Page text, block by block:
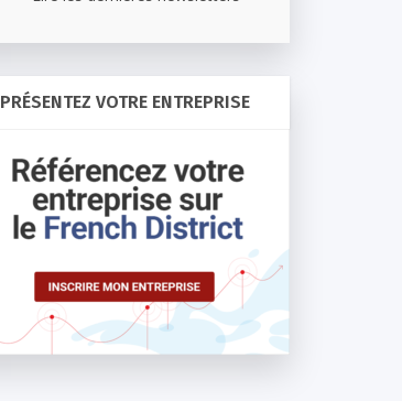
PRÉSENTEZ VOTRE ENTREPRISE